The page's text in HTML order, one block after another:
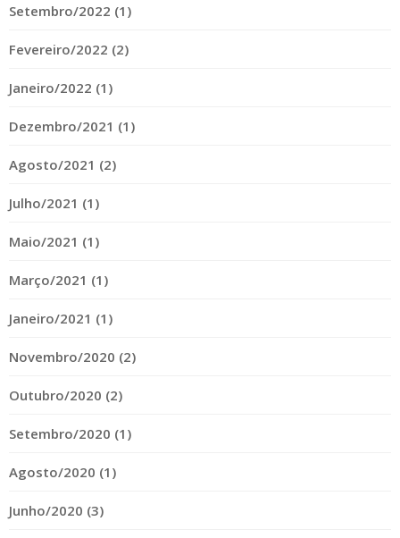
Setembro/2022 (1)
Fevereiro/2022 (2)
Janeiro/2022 (1)
Dezembro/2021 (1)
Agosto/2021 (2)
Julho/2021 (1)
Maio/2021 (1)
Março/2021 (1)
Janeiro/2021 (1)
Novembro/2020 (2)
Outubro/2020 (2)
Setembro/2020 (1)
Agosto/2020 (1)
Junho/2020 (3)